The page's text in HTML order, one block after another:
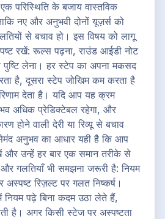
परिस्थिति के बजाय वास्तविक
नए और अनुभवी दोनों यूज़र्स को
से बचाव हो। इस विषय को लागू
रखें: रूल्स पढ़ना, राउंड आईडी नोट
लेना। हर स्टेप का अपना मकसद
है, दूसरा स्टेप जोखिम कम करता है
देता है। यदि आप यह क्रम
अधिक प्रेडिक्टेबल रहेगा, और
होने वाली देरी या रिव्यू से बचाव
अनुभव का आधार यही है कि आप
उन्हें हर बार एक समान तरीके से
गलतियाँ भी समझना जरूरी है: नियम
रिज़ल्ट पर गलत निष्कर्ष।
नियम पढ़े बिना कदम उठा लेते हैं,
है। अगर किसी स्टेज पर अस्पष्टता